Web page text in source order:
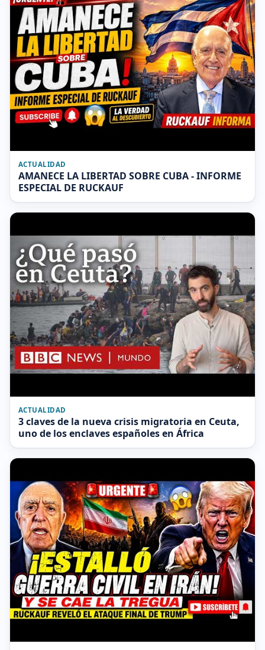
ACTUALIDAD
AMANECE LA LIBERTAD SOBRE CUBA - INFORME
ESPECIAL DE RUCKAUF
ACTUALIDAD
3 claves de la nueva crisis migratoria en Ceuta,
uno de los enclaves españoles en África